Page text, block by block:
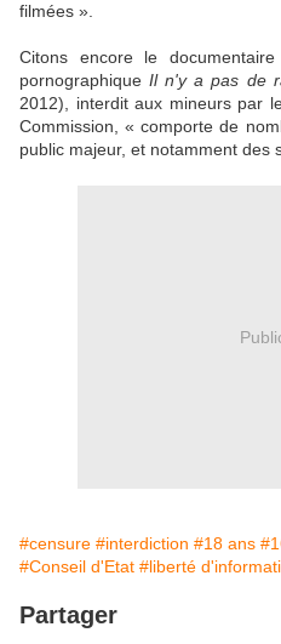
filmées ».
Citons encore le
pornographiqueIl n'y a pas de
2012), interdit aux mineurs par
Commission, « comporte de
public majeur, et notamment des
#censure #interdiction #18 ans
#Conseil d'Etat #liberté
Partager